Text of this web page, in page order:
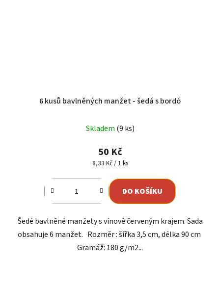
6 kusů bavlněných manžet - šedá s bordó
Skladem (9 ks)
50 Kč
Měrná
8,33 Kč / 1 ks
DO KOŠÍKU
Šedé bavlněné manžety s vínově červeným krajem. Sada
obsahuje 6 manžet. Rozměr : šířka 3,5 cm, délka 90 cm
Gramáž: 180 g/m2...